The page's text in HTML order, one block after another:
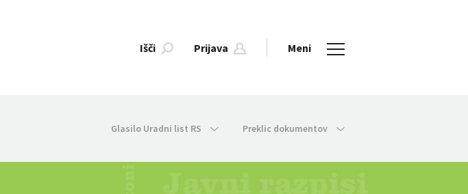
Išči Prijava Meni
Glasilo Uradni list RS Preklic dokumentov